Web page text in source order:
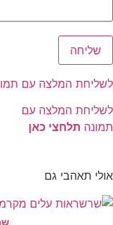
לשליחת המלצה עם
לשליחת המלצה עם
תמונה תלחצי כאן
אולי תאהבי גם